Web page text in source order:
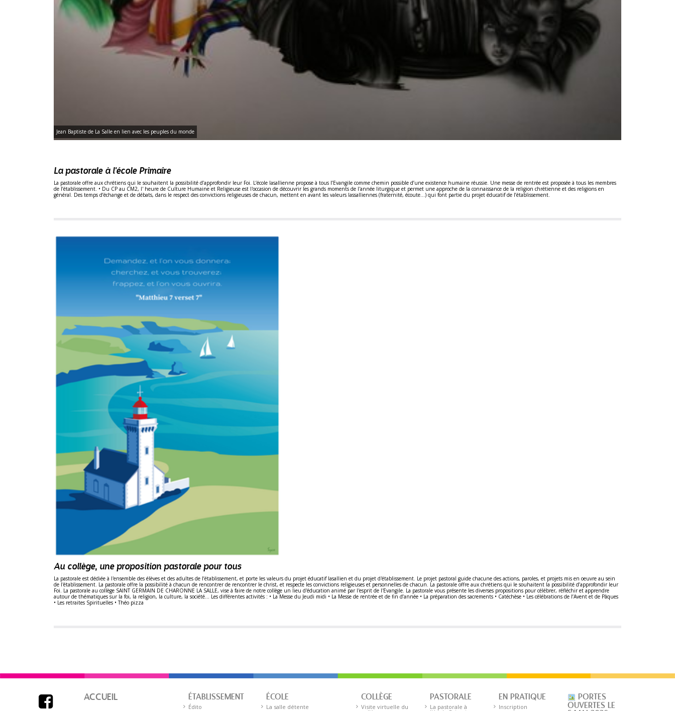
Jean Baptiste de La Salle en lien avec les peuples du monde
La pastorale à l'école Primaire
La pastorale offre aux chrétiens qui le souhaitent la possibilité d’approfondir leur Foi. L’école lasallienne propose à tous l’Evangile comme chemin possible d’une existence humaine réussie. Une messe de rentrée est proposée à tous les membres
de l’établissement. • Du CP au CM2, l' heure de Culture Humaine et Religieuse est l'occasion de découvrir les grands moments de l'année liturgique et permet une approche de la connaissance de la religion chrétienne et des religions en
général. Des temps d’échange et de débats, dans le respect des convictions religieuses de chacun, mettent en avant les valeurs lassalliennes (fraternité, écoute…) qui font partie du projet éducatif de l’établissement.
Au collège, une proposition pastorale pour tous
La pastorale est dédiée à l'ensemble des élèves et des adultes de l’établissement, et porte les valeurs du projet éducatif lasallien et du projet d'établissement. Le projet pastoral guide chacune des actions, paroles, et projets mis en oeuvre au sein
de l'établissement. La pastorale offre la possibilité à chacun de rencontrer de rencontrer le christ, et respecte les convictions religieuses et personnelles de chacun. La pastorale offre aux chrétiens qui le souhaitent la possibilité d’approfondir leur
Foi. La pastorale au collège SAINT GERMAIN DE CHARONNE LA SALLE, vise à faire de notre collège un lieu d'éducation animé par l'esprit de l'Evangile. La pastorale vous présente les diverses propositions pour célébrer, réfléchir et apprendre
autour de thématiques sur la foi, la religion, la culture, la société... Les différentes activités : • La Messe du Jeudi midi • La Messe de rentrée et de fin d’année • La préparation des sacrements • Catéchèse • Les célébrations de l’Avent et de Pâques
• Les retraites Spirituelles • Théo pizza

ACCUEIL
ÉTABLISSEMENT
Édito
ÉCOLE
La salle détente
COLLÈGE
Visite virtuelle du
PASTORALE
La pastorale à
EN PRATIQUE
Inscription
PORTES
OUVERTES LE